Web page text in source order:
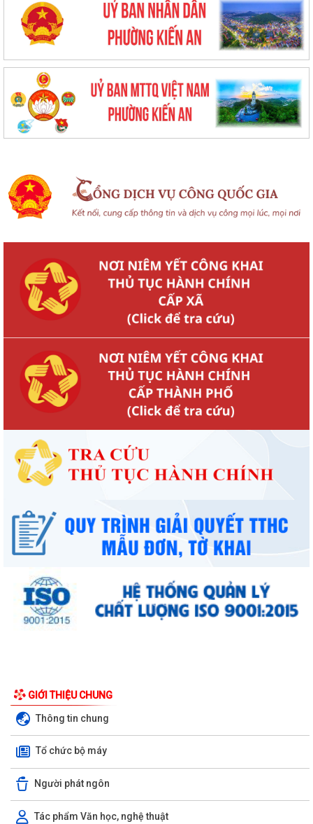
GIỚI THIỆU CHUNG
Thông tin chung
Tổ chức bộ máy
Người phát ngôn
Tác phẩm Văn học, nghệ thuật